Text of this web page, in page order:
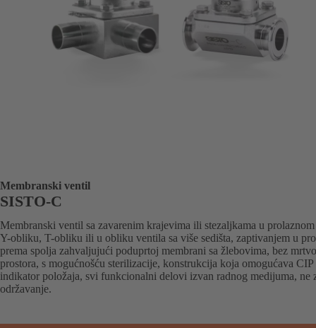
Membranski ventil
SISTO-C
Membranski ventil sa zavarenim krajevima ili stezaljkama u
Y-obliku, T-obliku ili u obliku ventila sa više sedišta, zaptivanjem u
prema spolja zahvaljujući poduprtoj membrani sa žlebovima, bez
prostora, s mogućnošću sterilizacije, konstrukcija koja omogućava CIP
indikator položaja, svi funkcionalni delovi izvan radnog medijuma, ne
održavanje.